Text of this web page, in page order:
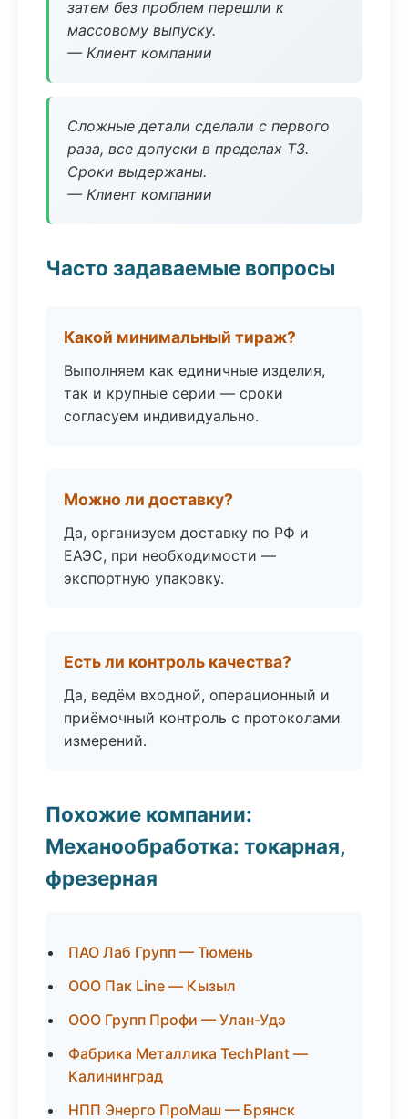
затем без проблем перешли к
массовому выпуску.
— Клиент компании
Сложные детали сделали с первого
раза, все допуски в пределах ТЗ.
Сроки выдержаны.
— Клиент компании
Часто задаваемые вопросы
Какой минимальный тираж?
Выполняем как единичные изделия,
так и крупные серии — сроки
согласуем индивидуально.
Можно ли доставку?
Да, организуем доставку по РФ и
ЕАЭС, при необходимости —
экспортную упаковку.
Есть ли контроль качества?
Да, ведём входной, операционный и
приёмочный контроль с протоколами
измерений.
Похожие компании:
Механообработка: токарная,
фрезерная
ПАО Лаб Групп — Тюмень
ООО Пак Line — Кызыл
ООО Групп Профи — Улан-Удэ
Фабрика Металлика TechPlant —
Калининград
НПП Энерго ПроМаш — Брянск